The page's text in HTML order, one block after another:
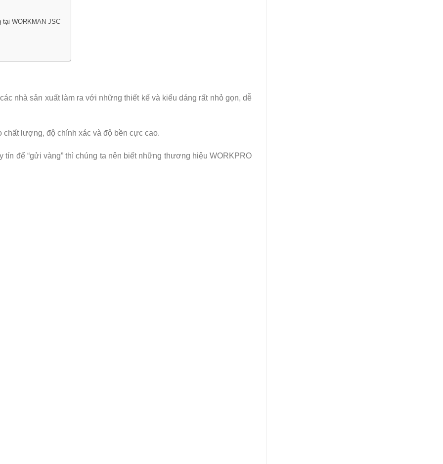
tại WORKMAN JSC
nhà sản xuất làm ra với những thiết kế và kiểu dáng rất nhỏ gọn, dễ
lượng, độ chính xác và độ bền cực cao.
để “gửi vàng” thì chúng ta nên biết những thương hiệu WORKPRO